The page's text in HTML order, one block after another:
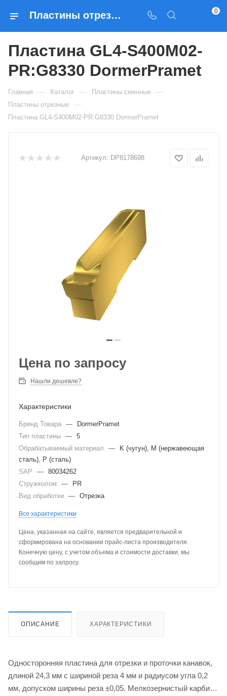
Пластины отрезные Пластина GL4-S400M02-PR:G8330 DormerPramet — купить по выгодным ценам в Москве 0
Пластина GL4-S400M02-
PR:G8330 DormerPramet
Главная — Каталог — Пластины сменные —
Пластины отрезные —
Пластина GL4-S400M02-PR:G8330 DormerPramet
Артикул: DP8178698
Цена по запросу
Нашли дешевле?
Характеристики
Бренд Товара —
DormerPramet
Тип пластины — 5
Обрабатываемый материал
—
K (чугун), M (нержавеющая
сталь), P (сталь)
SAP
— 80034262
Стружколом
—
PR
Вид обработки — Отрезка
Все характеристики
Цена, указанная на сайте, является предварительной и
сформирована на основании прайс-листа производителя.
Конечную цену, с учетом объема и стоимости доставки, мы
сообщим по запросу.
ОПИСАНИЕ ХАРАКТЕРИСТИКИ
Односторонняя пластина для отрезки и проточки канавок,
длиной 24,3 мм с шириной реза 4 мм и радиусом угла 0,2
мм, допуском ширины реза ±0,05. Мелкозернистый карбид